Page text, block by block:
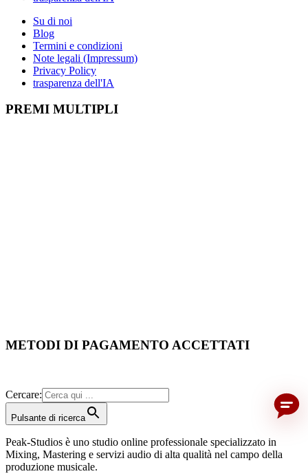
Su di noi
Blog
Termini e condizioni
Note legali (Impressum)
Privacy Policy
trasparenza dell'IA
PREMI MULTIPLI
METODI DI PAGAMENTO ACCETTATI
Cercare:
Pulsante di ricerca
Peak-Studios è uno studio online professionale specializzato in
Mixing, Mastering e servizi audio di alta qualità nel campo della
produzione musicale.